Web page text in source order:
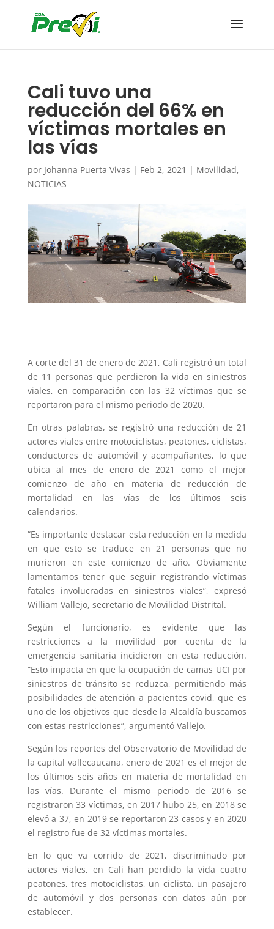
Cali tuvo una
reducción del 66% en
víctimas mortales en
las vías
por Johanna Puerta Vivas | Feb 2, 2021 | Movilidad,
NOTICIAS
A corte del 31 de enero de 2021, Cali registró un total
de 11 personas que perdieron la vida en siniestros
viales, en comparación con las 32 víctimas que se
reportaron para el mismo periodo de 2020.
En otras palabras, se registró una reducción de 21
actores viales entre motociclistas, peatones, ciclistas,
conductores de automóvil y acompañantes, lo que
ubica al mes de enero de 2021 como el mejor
comienzo de año en materia de reducción de
mortalidad en las vías de los últimos seis
calendarios.
“Es importante destacar esta reducción en la medida
en que esto se traduce en 21 personas que no
murieron en este comienzo de año. Obviamente
lamentamos tener que seguir registrando víctimas
fatales involucradas en siniestros viales”, expresó
William Vallejo, secretario de Movilidad Distrital.
Según el funcionario, es evidente que las
restricciones a la movilidad por cuenta de la
emergencia sanitaria incidieron en esta reducción.
“Esto impacta en que la ocupación de camas UCI por
siniestros de tránsito se reduzca, permitiendo más
posibilidades de atención a pacientes covid, que es
uno de los objetivos que desde la Alcaldía buscamos
con estas restricciones”, argumentó Vallejo.
Según los reportes del Observatorio de Movilidad de
la capital vallecaucana, enero de 2021 es el mejor de
los últimos seis años en materia de mortalidad en
las vías. Durante el mismo periodo de 2016 se
registraron 33 víctimas, en 2017 hubo 25, en 2018 se
elevó a 37, en 2019 se reportaron 23 casos y en 2020
el registro fue de 32 víctimas mortales.
En lo que va corrido de 2021, discriminado por
actores viales, en Cali han perdido la vida cuatro
peatones, tres motociclistas, un ciclista, un pasajero
de automóvil y dos personas con datos aún por
establecer.